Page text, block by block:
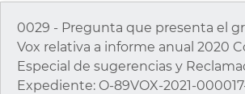
0029 - Pregunta que presenta el
Vox relativa a informe anual 2020
Especial de sugerencias y
Expediente: O-89VOX-2021-